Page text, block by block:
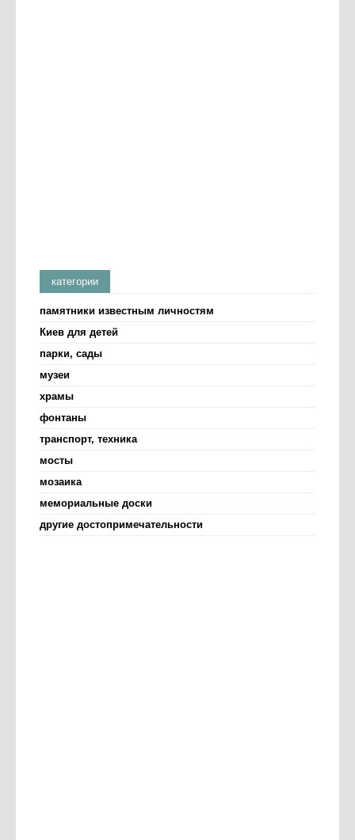
категории
памятники известным личностям
Киев для детей
парки, сады
музеи
храмы
фонтаны
транспорт, техника
мосты
мозаика
мемориальные доски
другие достопримечательности